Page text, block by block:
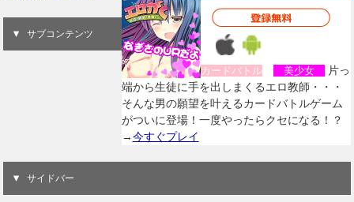
カードバトル 美少女
片っ
端から生徒に手を出しまくるエロ教師・・・
そんな男の願望を叶えるカードバトルゲーム
がついに登場！一度やったらクセになる！？
→今すぐプレイ
サブコンテンツ
サイドバー